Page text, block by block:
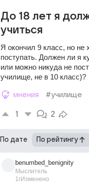
До 18 лет я
учиться
Я окончил 9 класс, но не
поступать. Должен ли я
или можно никуда не
училище, не в 10 класс)?
мнения #училище
1 2
По дате По рейтингу
benumbed_benignity
Мыслитель
1гИзменено